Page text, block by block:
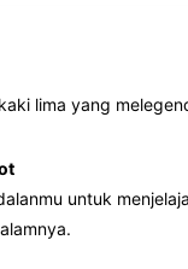
lima yang
untuk